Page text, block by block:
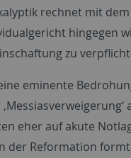
rechnet mit dem
hingegen
zu
eine eminente
eher auf akute
der Reformation